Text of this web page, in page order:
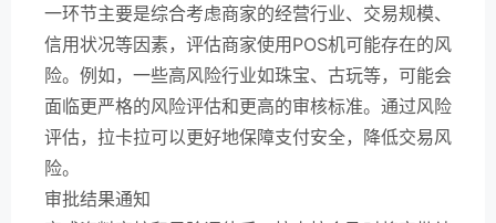
一环节主要是综合考虑商家的经营行业、交易规模、
信用状况等因素，评估商家使用POS机可能存在的风
险。例如，一些高风险行业如珠宝、古玩等，可能会
面临更严格的风险评估和更高的审核标准。通过风险
评估，拉卡拉可以更好地保障支付安全，降低交易风
险。
审批结果通知